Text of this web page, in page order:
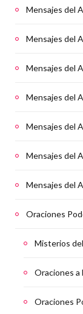
Mensajes del
Mensajes del
Mensajes del
Mensajes del
Mensajes del
Mensajes del
Mensajes del
Oraciones
Misterios
Oraciones a
Oraciones